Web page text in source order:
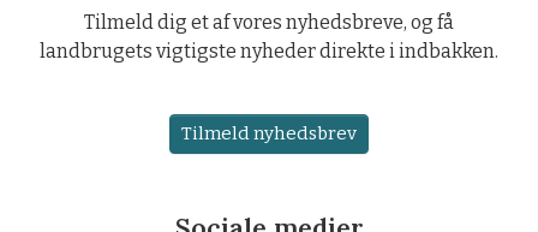
Tilmeld dig et af vores nyhedsbreve, og få
landbrugets vigtigste nyheder direkte i indbakken.
Tilmeld nyhedsbrev